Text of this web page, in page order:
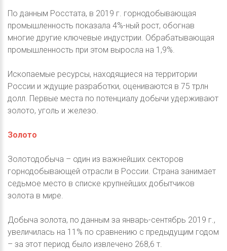
По данным Росстата, в 2019 г. горнодобывающая
промышленность показала 4%-ный рост, обогнав
многие другие ключевые индустрии. Обрабатывающая
промышленность при этом выросла на 1,9%.
Ископаемые ресурсы, находящиеся на территории
России и ждущие разработки, оцениваются в 75 трлн
долл. Первые места по потенциалу добычи удерживают
золото, уголь и железо.
Золото
Золотодобыча – один из важнейших секторов
горнодобывающей отрасли в России. Страна занимает
седьмое место в списке крупнейших добытчиков
золота в мире.
Добыча золота, по данным за январь-сентябрь 2019 г.,
увеличилась на 11% по сравнению с предыдущим годом
– за этот период было извлечено 268,6 т.